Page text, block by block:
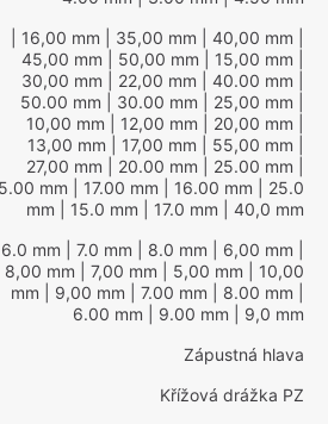
| 16,00 mm | 35,00 mm | 40,00 mm
45,00 mm | 50,00 mm | 15,00 mm
30,00 mm | 22,00 mm | 40.00 mm
50.00 mm | 30.00 mm | 25,00 mm
10,00 mm | 12,00 mm | 20,00 mm
13,00 mm | 17,00 mm | 55,00 mm
27,00 mm | 20.00 mm | 25.00 mm
mm | 17.00 mm | 16.00 mm | 25.0
mm | 15.0 mm | 17.0 mm | 40,0 mm
| 6.0 mm | 7.0 mm | 8.0 mm | 6,00 mm
8,00 mm | 7,00 mm | 5,00 mm | 10,00
mm | 9,00 mm | 7.00 mm | 8.00 mm
6.00 mm | 9.00 mm | 9,0 mm
Zápustná hlava
Křížová drážka PZ